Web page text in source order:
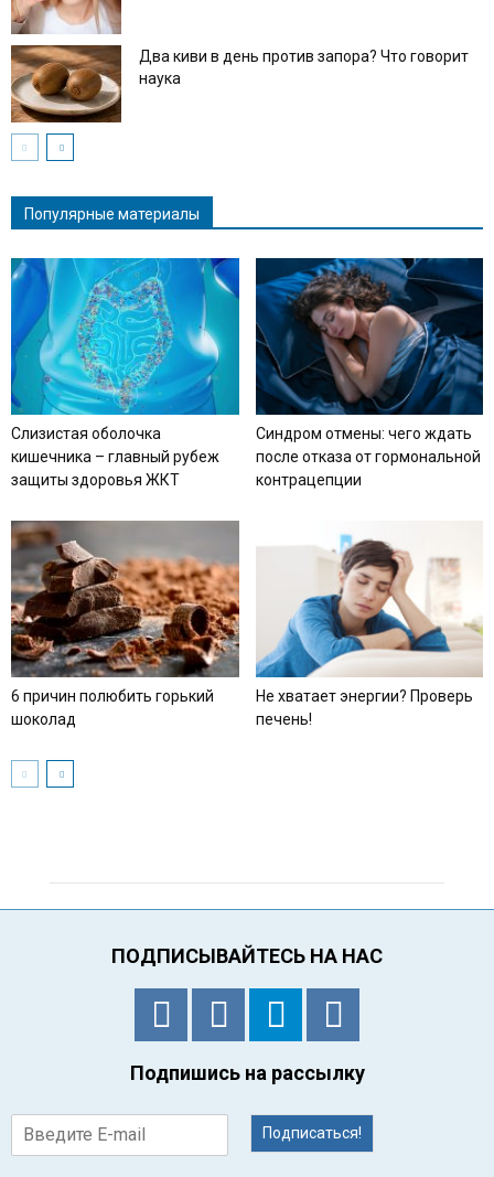
Два киви в день против запора? Что говорит
наука
Популярные материалы
Слизистая оболочка
кишечника – главный рубеж
защиты здоровья ЖКТ
Синдром отмены: чего ждать
после отказа от гормональной
контрацепции
6 причин полюбить горький
шоколад
Не хватает энергии? Проверь
печень!
ПОДПИСЫВАЙТЕСЬ НА НАС
Подпишись на рассылку
Подписаться!